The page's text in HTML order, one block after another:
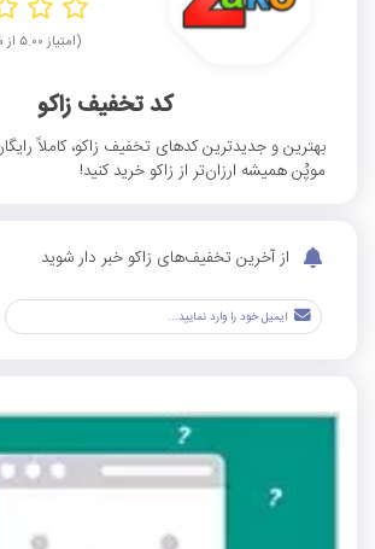
(امتیاز ۵.۰۰ از مجموع ۱ رای)
کد تخفیف زاکو
بهترین و جدیدترین کدهای تخفیف زاکو، کاملاً
موپُن همیشه ارزان‌تر از زاکو خرید کنید!
از آخرین تخفیف‌های زاکو خبر دار شوید